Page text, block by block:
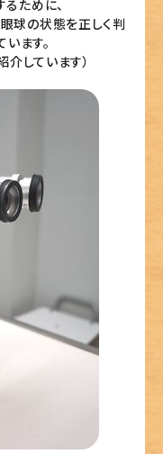
ために、
眼球の状態を正しく判
ます。
しています）